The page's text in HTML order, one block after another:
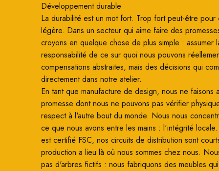
Développement durable
La durabilité est un mot fort. Trop fort peut-être pour
légère. Dans un secteur qui aime faire des
croyons en quelque chose de plus simple : assumer
responsabilité de ce sur quoi nous pouvons
compensations abstraites, mais des décisions qui
directement dans notre atelier.
En tant que manufacture de design, nous ne faisons
promesse dont nous ne pouvons pas vérifier
respect à l'autre bout du monde. Nous nous
ce que nous avons entre les mains : l'intégrité
est certifié FSC, nos circuits de distribution sont
production a lieu là où nous sommes chez nous.
pas d'arbres fictifs : nous fabriquons des meubles